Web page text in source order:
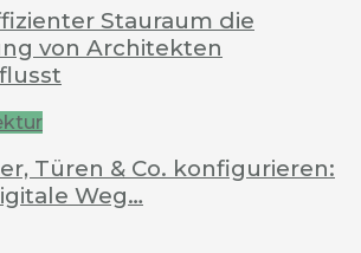
Stauraum die
von Architekten
Türen & Co. konfigurieren:
Weg…